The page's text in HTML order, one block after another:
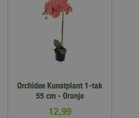
Orchidee Kunstplant 1-tak
55 cm - Oranje
12,99